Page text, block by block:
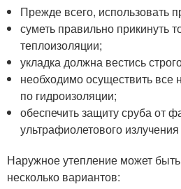
Прежде всего, использовать
суметь правильно прикинуть
теплоизоляции;
укладка должна вестись
необходимо осуществить все
по гидроизоляции;
обеспечить защиту сруба от
ультрафиолетового
Наружное утепление может
несколько вариантов: